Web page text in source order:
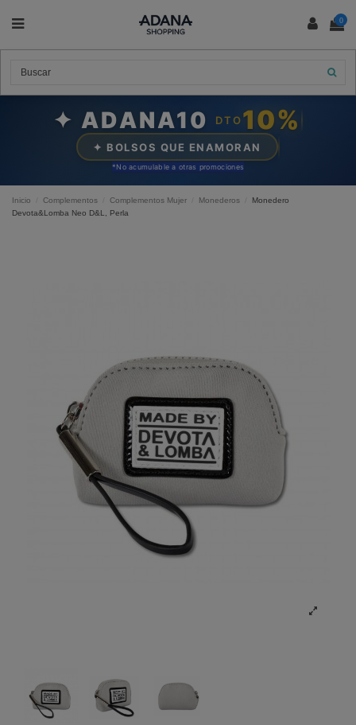
0
✦ ADANA10 DTO10%
✦ BOLSOS QUE ENAMORAN
*No acumulable a otras promociones
Inicio Complementos Complementos Mujer Monederos
Monedero
Devota&Lomba Neo D&L, Perla